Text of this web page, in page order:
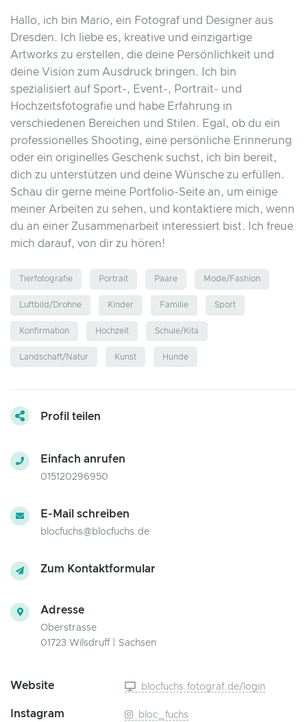
Hallo, ich bin Mario, ein Fotograf und Designer aus
Dresden. Ich liebe es, kreative und einzigartige
Artworks zu erstellen, die deine Persönlichkeit und
deine Vision zum Ausdruck bringen. Ich bin
spezialisiert auf Sport-, Event-, Portrait- und
Hochzeitsfotografie und habe Erfahrung in
verschiedenen Bereichen und Stilen. Egal, ob du ein
professionelles Shooting, eine persönliche Erinnerung
oder ein originelles Geschenk suchst, ich bin bereit,
dich zu unterstützen und deine Wünsche zu erfüllen.
Schau dir gerne meine Portfolio-Seite an, um einige
meiner Arbeiten zu sehen, und kontaktiere mich, wenn
du an einer Zusammenarbeit interessiert bist. Ich freue
mich darauf, von dir zu hören!
Tierfotografie Portrait Paare Mode/Fashion
Luftbild/Drohne Kinder Familie Sport
Konfirmation Hochzeit Schule/Kita
Landschaft/Natur Kunst Hunde
Profil teilen
Einfach anrufen
015120296950
E-Mail schreiben
blocfuchs@blocfuchs.de
Zum Kontaktformular
Adresse
Oberstrasse
01723 Wilsdruff | Sachsen
Website blocfuchs.fotograf.de/login
Instagram bloc_fuchs